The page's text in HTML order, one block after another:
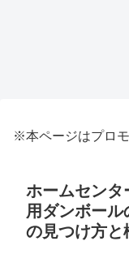
※本ページはプロ
ホームセンタ
用ダンボー
の見つけ方と